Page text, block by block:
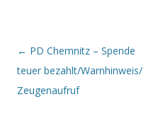
Beitrags-Navigation
← PD Chemnitz – Spende
teuer bezahlt/Warnhinweis/
Zeugenaufruf